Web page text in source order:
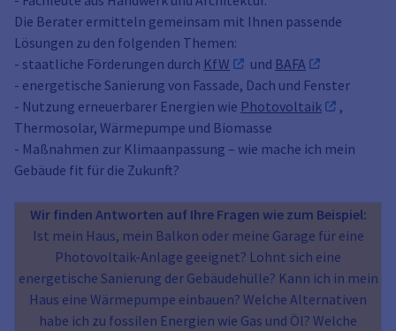
Die Berater ermitteln gemeinsam mit Ihnen passende
Lösungen zu den folgenden Themen:
- staatliche Förderungen durch KfW und BAFA
- energetische Sanierung von Fassade, Dach und Fenster
- Nutzung erneuerbarer Energien wie Photovoltaik
,
Thermosolar, Wärmepumpe und Biomasse
- Maßnahmen zur Klimaanpassung – wie mache ich mein
Gebäude fit für die Zukunft?
Wir finden Antworten auf Ihre Fragen wie zum Beispiel:
Ist mein Haus, mein Balkon oder meine Garage für eine
Photovoltaik-Anlage geeignet? Lohnt sich eine
energetische Sanierung der Gebäudehülle? Kann ich in mein
Haus eine Wärmepumpe einbauen? Welche Alternativen
habe ich zu fossilen Energien wie Gas und Öl? Welche